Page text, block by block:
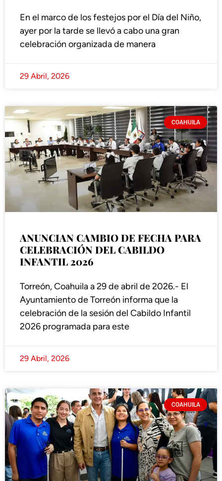
En el marco de los festejos por el Día del Niño,
ayer por la tarde se llevó a cabo una gran
celebración organizada de manera
29 Abril, 2026
COAHUILA
ANUNCIAN CAMBIO DE FECHA PARA
CELEBRACIÓN DEL CABILDO
INFANTIL 2026
Torreón, Coahuila a 29 de abril de 2026.- El
Ayuntamiento de Torreón informa que la
celebración de la sesión del Cabildo Infantil
2026 programada para este
29 Abril, 2026
COAHUILA